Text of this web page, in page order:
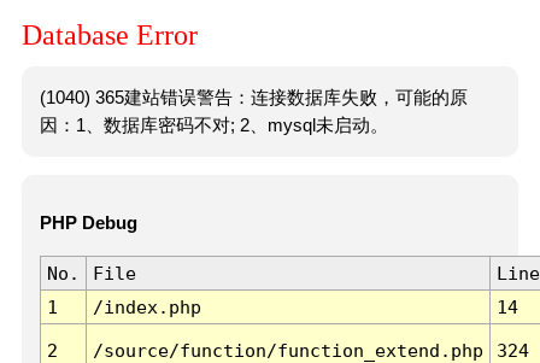
Database Error
(1040) 365建站错误警告：连接数据库失败，可能的原
因：1、数据库密码不对; 2、mysql未启动。
PHP Debug
No. File
Line
1
/index.php 14
2 /source/function/function_extend.php 324